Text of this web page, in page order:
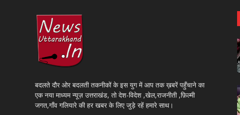
बदलते दौर ओर बदलती तकनीकों के इस युग में आप तक ख़बरें पहुँचाने का
एक नया माध्यम न्यूज़ उत्तराखंड, तो देश-विदेश ,खेल,राजनीती ,फ़िल्मी
जगत,गाँव गलियारे की हर खबर के लिए जुड़े रहें हमारे साथ।